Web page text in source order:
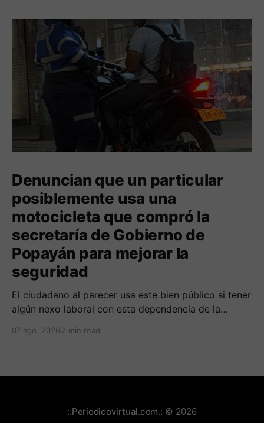
Denuncian que un particular
posiblemente usa una
motocicleta que compró la
secretaría de Gobierno de
Popayán para mejorar la
seguridad
El ciudadano al parecer usa este bien público si tener
algún nexo laboral con esta dependencia de la
municipales frente al tema.
07 ago. 2026 2 min read
:.Periodicovirtual.com.: © 2026